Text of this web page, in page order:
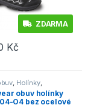
vybrat na stránce
ZDARMA
Kč
má více
Holínky,
obuv holínky
O4 bez ocelové